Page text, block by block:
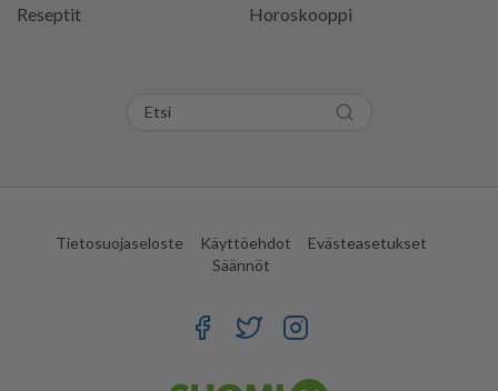
Reseptit
Horoskooppi
Tietosuojaseloste Käyttöehdot
Evästeasetukset
Säännöt